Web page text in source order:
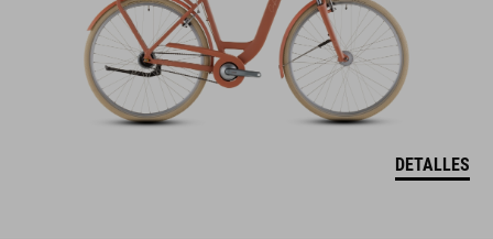
DETALLES